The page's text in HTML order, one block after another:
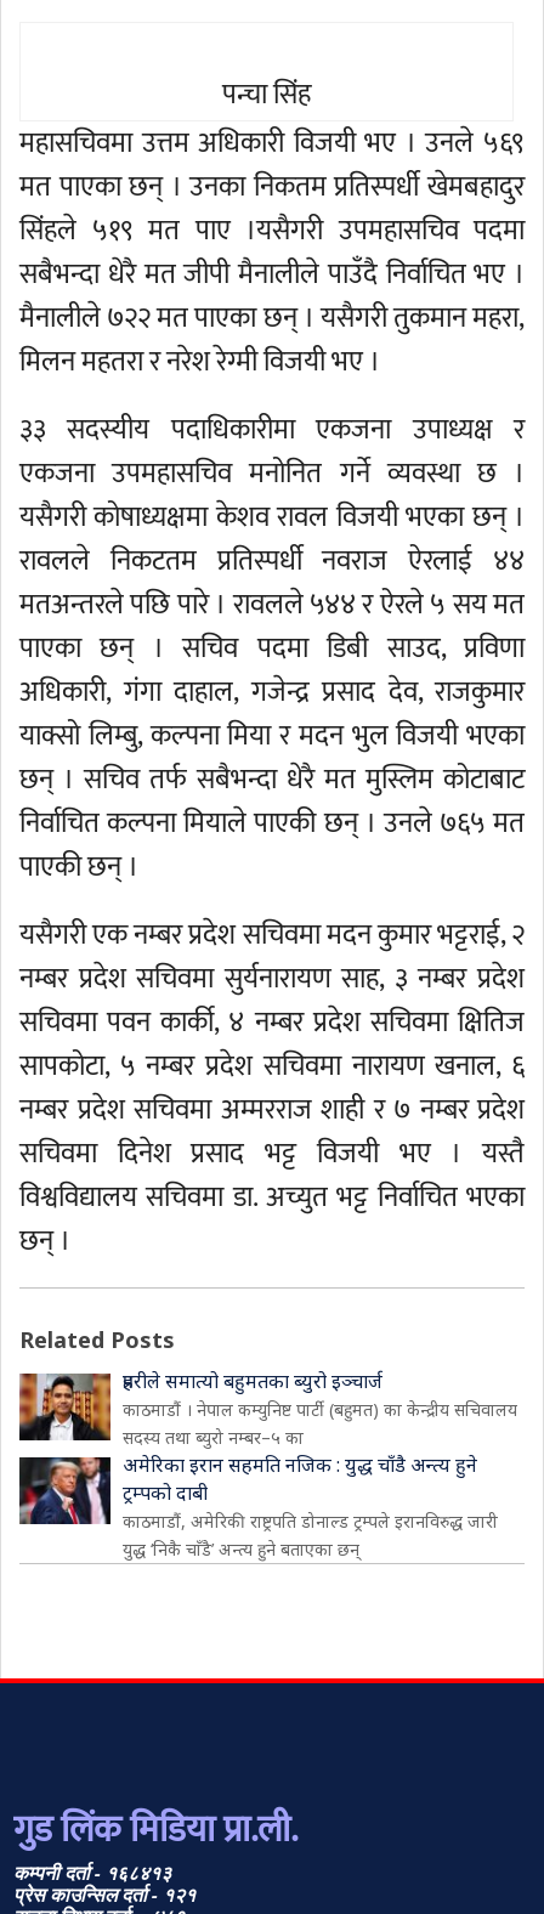
पन्चा सिंह
महासचिवमा उत्तम अधिकारी विजयी भए । उनले ५६९
मत पाएका छन् । उनका निकतम प्रतिस्पर्धी खेमबहादुर
सिंहले ५१९ मत पाए ।यसैगरी उपमहासचिव पदमा
सबैभन्दा धेरै मत जीपी मैनालीले पाउँदै निर्वाचित भए ।
मैनालीले ७२२ मत पाएका छन् । यसैगरी तुकमान महरा,
मिलन महतरा र नरेश रेग्मी विजयी भए ।
३३ सदस्यीय पदाधिकारीमा एकजना उपाध्यक्ष र
एकजना उपमहासचिव मनोनित गर्ने व्यवस्था छ ।
यसैगरी कोषाध्यक्षमा केशव रावल विजयी भएका छन् ।
रावलले निकटतम प्रतिस्पर्धी नवराज ऐरलाई ४४
मतअन्तरले पछि पारे । रावलले ५४४ र ऐरले ५ सय मत
पाएका छन् । सचिव पदमा डिबी साउद, प्रविणा
अधिकारी, गंगा दाहाल, गजेन्द्र प्रसाद देव, राजकुमार
याक्सो लिम्बु, कल्पना मिया र मदन भुल विजयी भएका
छन् । सचिव तर्फ सबैभन्दा धेरै मत मुस्लिम कोटाबाट
निर्वाचित कल्पना मियाले पाएकी छन् । उनले ७६५ मत
पाएकी छन् ।
यसैगरी एक नम्बर प्रदेश सचिवमा मदन कुमार भट्टराई, २
नम्बर प्रदेश सचिवमा सुर्यनारायण साह, ३ नम्बर प्रदेश
सचिवमा पवन कार्की, ४ नम्बर प्रदेश सचिवमा क्षितिज
सापकोटा, ५ नम्बर प्रदेश सचिवमा नारायण खनाल, ६
नम्बर प्रदेश सचिवमा अम्मरराज शाही र ७ नम्बर प्रदेश
सचिवमा दिनेश प्रसाद भट्ट विजयी भए । यस्तै
विश्वविद्यालय सचिवमा डा. अच्युत भट्ट निर्वाचित भएका
छन् ।
Related Posts
प्रहरीले समात्यो बहुमतका ब्युरो इञ्चार्ज
काठमाडौं । नेपाल कम्युनिष्ट पार्टी (बहुमत) का केन्द्रीय सचिवालय
सदस्य तथा ब्युरो नम्बर–५ का
अमेरिका इरान सहमति नजिक : युद्ध चाँडै अन्त्य हुने
ट्रम्पको दाबी
काठमाडौं, अमेरिकी राष्ट्रपति डोनाल्ड ट्रम्पले इरानविरुद्ध जारी
युद्ध ‘निकै चाँडै’ अन्त्य हुने बताएका छन्
गुड लिंक मिडिया प्रा.ली.
कम्पनी दर्ता - १६८४१३
प्रेस काउन्सिल दर्ता - १२१